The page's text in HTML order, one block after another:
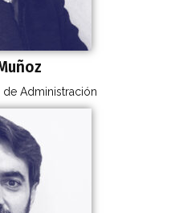
de Administración